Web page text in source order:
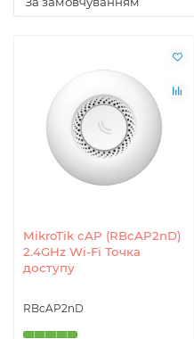
Точка доступу може бути
несанкціонованому
Точки доступу широко
умовах, так і в офісах,
підприємствах. Вони
підключатися до мережі в
або на відкритій
мобільність.
моніторингу мережі, що
швидкість з'єднання,
також відстежувати і
створення бездротової
зручність, свободу руху і
MikroTik cAP (RBcAP2nD)
2.4GHz Wi-Fi Точка
доступу
RBcAP2nD